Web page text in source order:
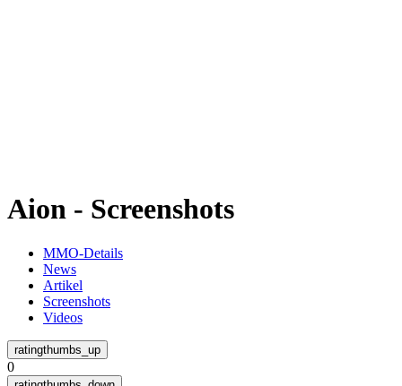
Aion - Screenshots
MMO-Details
News
Artikel
Screenshots
Videos
0